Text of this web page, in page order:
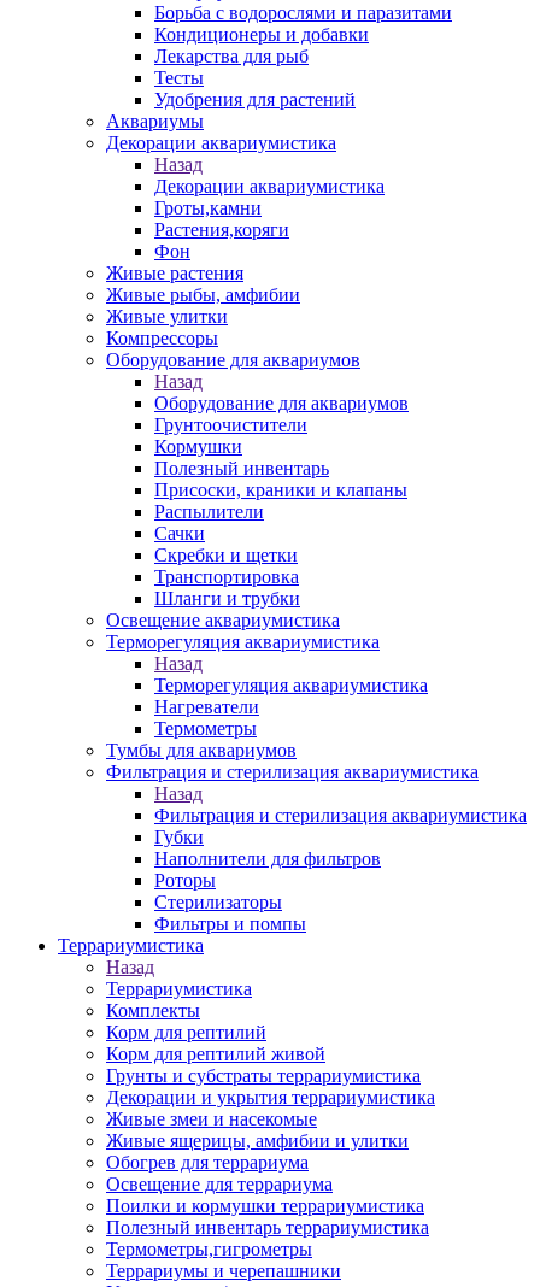
Борьба с водорослями и паразитами
Кондиционеры и добавки
Лекарства для рыб
Тесты
Удобрения для растений
Аквариумы
Декорации аквариумистика
Назад
Декорации аквариумистика
Гроты,камни
Растения,коряги
Фон
Живые растения
Живые рыбы, амфибии
Живые улитки
Компрессоры
Оборудование для аквариумов
Назад
Оборудование для аквариумов
Грунтоочистители
Кормушки
Полезный инвентарь
Присоски, краники и клапаны
Распылители
Сачки
Скребки и щетки
Транспортировка
Шланги и трубки
Освещение аквариумистика
Терморегуляция аквариумистика
Назад
Терморегуляция аквариумистика
Нагреватели
Термометры
Тумбы для аквариумов
Фильтрация и стерилизация аквариумистика
Назад
Фильтрация и стерилизация аквариумистика
Губки
Наполнители для фильтров
Роторы
Стерилизаторы
Фильтры и помпы
Террариумистика
Назад
Террариумистика
Комплекты
Корм для рептилий
Корм для рептилий живой
Грунты и субстраты террариумистика
Декорации и укрытия террариумистика
Живые змеи и насекомые
Живые ящерицы, амфибии и улитки
Обогрев для террариума
Освещение для террариума
Поилки и кормушки террариумистика
Полезный инвентарь террариумистика
Термометры,гигрометры
Террариумы и черепашники